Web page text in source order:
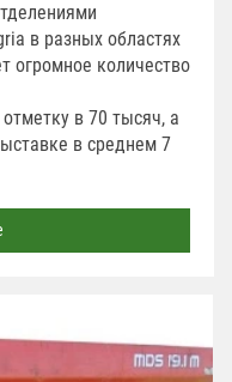
в разных областях
огромное количество
в 70 тысяч, а
в среднем 7